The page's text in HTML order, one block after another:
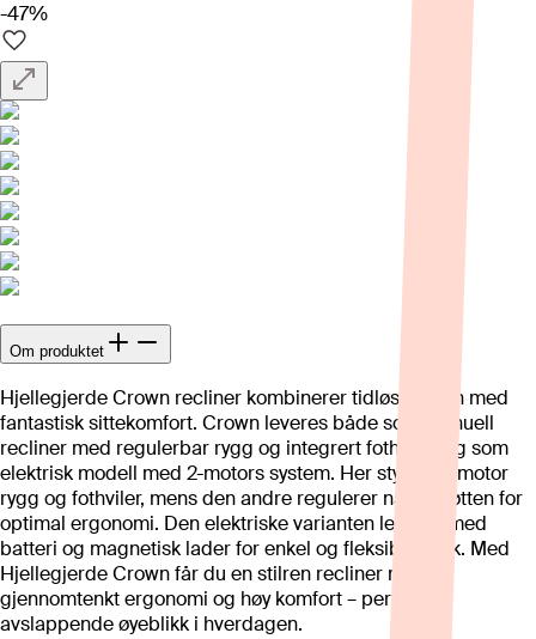
-47%
Om produktet
Hjellegjerde Crown recliner kombinerer tidløs design med
fantastisk sittekomfort. Crown leveres både som manuell
recliner med regulerbar rygg og integrert fothviler, og som
elektrisk modell med 2-motors system. Her styrer én motor
rygg og fothviler, mens den andre regulerer nakkestøtten for
optimal ergonomi. Den elektriske varianten leveres med
batteri og magnetisk lader for enkel og fleksibel bruk. Med
Hjellegjerde Crown får du en stilren recliner med
gjennomtenkt ergonomi og høy komfort – perfekt for
avslappende øyeblikk i hverdagen.